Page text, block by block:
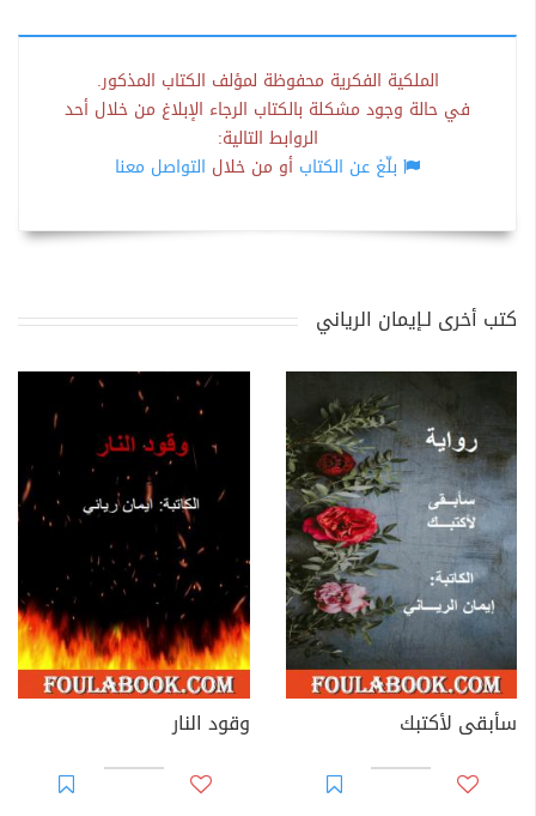
الملكية الفكرية محفوظة لمؤلف الكتاب المذكور.
في حالة وجود مشكلة بالكتاب الرجاء الإبلاغ من خلال أحد
الروابط التالية:
بلّغ عن الكتاب أو من خلال التواصل معنا
كتب أخرى لـإيمان الرياني
سأبقى لأكتبك وقود النار